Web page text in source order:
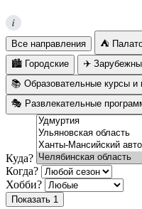
i
Все направления ⛺
🏙️ Городские
✈️
📚 Образовательные курсы и
🎭 Развлекательные
Куда?
Когда?
Хобби?
Показать 1